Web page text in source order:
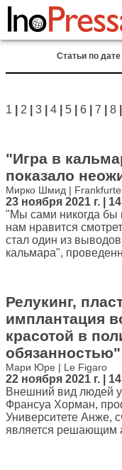
Статьи по дате
1 2 3 4 5 6 7 8
"Игра в
показало
Мирко Шмид |
23 ноября 2021 г. |
"Мы сами никогда бы
нам нравится
стал один из
кальмара",
Релукинг,
имплантация
красотой в
обязанностью"
Мари Юре | Le Figaro
22 ноября 2021 г. |
Внешний вид людей у
Франсуа Хорман,
Университете Анже,
является решающим